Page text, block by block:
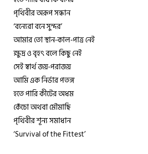
পৃথিবীর অরূপ সন্ধান
‘বন্যেরা বনে সুন্দর’
আমার তো স্থান-কাল-পাত্র নেই
ক্ষুদ্র ও বৃহৎ বলে কিছু নেই
সেই স্বার্থ জয়-পরাজয়
আমি এক নির্ভার পতঙ্গ
হতে পারি কীটের অধম
কেঁচো অথবা মৌমাছি
পৃথিবীর শূন্য সমাধান
‘Survival of the Fittest’